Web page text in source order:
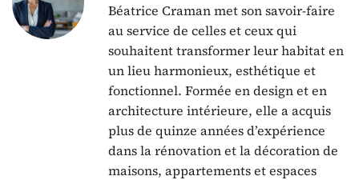
Béatrice Craman met son savoir-faire
au service de celles et ceux qui
souhaitent transformer leur habitat en
un lieu harmonieux, esthétique et
fonctionnel. Formée en design et en
architecture intérieure, elle a acquis
plus de quinze années d’expérience
dans la rénovation et la décoration de
maisons, appartements et espaces